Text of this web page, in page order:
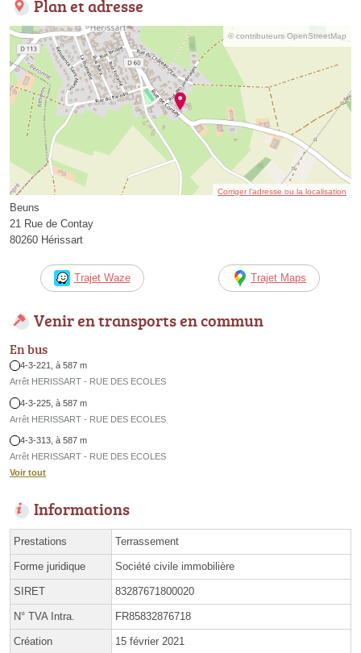
Plan et adresse
© contributeurs OpenStreetMap
Corriger l’adresse ou la localisation
Beuns
21 Rue de Contay
80260 Hérissart
Trajet Waze Trajet Maps
Venir en transports en commun
En bus
4-3-221, à 587 m
Arrêt HERISSART - RUE DES ECOLES
4-3-225, à 587 m
Arrêt HERISSART - RUE DES ECOLES
4-3-313, à 587 m
Arrêt HERISSART - RUE DES ECOLES
Voir tout
Informations
Prestations Terrassement
Forme juridique Société civile immobilière
SIRET 83287671800020
N° TVA Intra. FR85832876718
Création 15 février 2021